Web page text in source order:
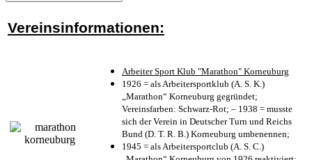
Vereinsinformationen:
Arbeiter Sport Klub "Marathon" Korneuburg
1926 = als Arbeitersportklub (A. S. K.)
„Marathon“ Korneuburg gegründet;
Vereinsfarben: Schwarz-Rot; – 1938 = musste
sich der Verein in Deutscher Turn und Reichs
Bund (D. T. R. B.) Korneuburg umbenennen;
1945 = als Arbeitersportclub (A. S. C.)